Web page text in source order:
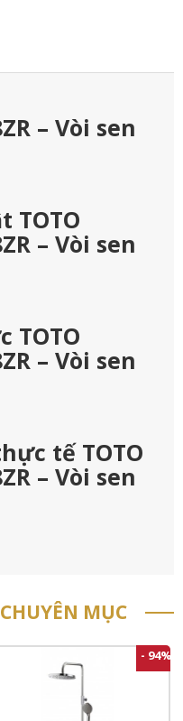
– Vòi sen
TOTO
– Vòi sen
TOTO
– Vòi sen
tế TOTO
– Vòi sen
MỤC
- 94%